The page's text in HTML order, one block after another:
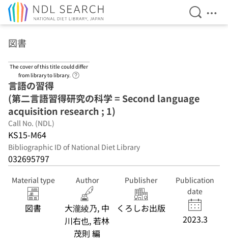
Open
図書
The cover of this title could differ
from library to library.
言語の習得
(第二言語習得研究の科学 = Second language
acquisition research ; 1)
Call No. (NDL)
KS15-M64
Bibliographic ID of National Diet Library
032695797
Material type
図書
Author
大瀧綾乃, 中
川右也, 若林
茂則 編
Publisher
くろしお出版
Publication
date
2023.3